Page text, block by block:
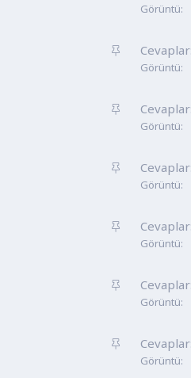
i
Görüntü
S
i
Cevaplar
Görüntü
S
i
Cevaplar
Görüntü
S
i
Cevaplar
Görüntü
S
i
Cevaplar
Görüntü
S
i
Cevaplar
Görüntü
S
Cevaplar
Görüntü